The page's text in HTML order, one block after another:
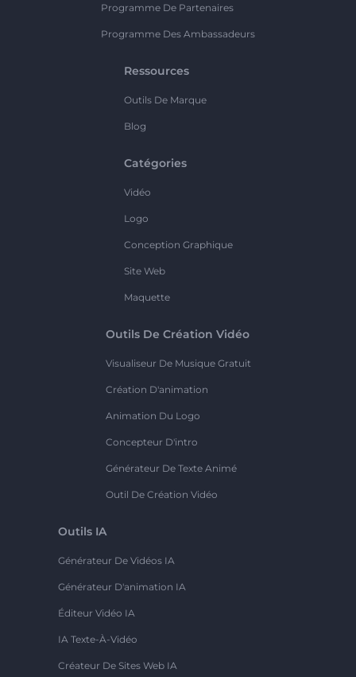
Programme De Partenaires
Programme Des Ambassadeurs
Ressources
Outils De Marque
Blog
Catégories
Vidéo
Logo
Conception Graphique
Site Web
Maquette
Outils De Création Vidéo
Visualiseur De Musique Gratuit
Création D'animation
Animation Du Logo
Concepteur D'intro
Générateur De Texte Animé
Outil De Création Vidéo
Outils IA
Générateur De Vidéos IA
Générateur D'animation IA
Éditeur Vidéo IA
IA Texte-À-Vidéo
Créateur De Sites Web IA